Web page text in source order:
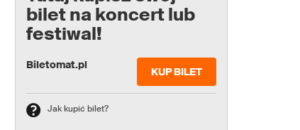
bilet na koncert lub
festiwal!
Biletomat.pl
KUP BILET
Jak kupić bilet?